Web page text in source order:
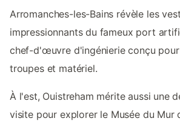
Arromanches-les-Bains révèle les
impressionnants du fameux port
chef-d'œuvre d'ingénierie conçu
troupes et matériel.
À l'est, Ouistreham mérite aussi une
visite pour explorer le Musée du Mur